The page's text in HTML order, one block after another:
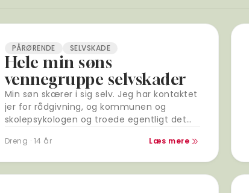
PÅRØRENDE SELVSKADE
Hele min søns
vennegruppe selvskader
Min søn skærer i sig selv. Jeg har kontaktet
jer for rådgivning, og kommunen og
skolepsykologen og troede egentligt det
Dreng · 14 år Læs mere